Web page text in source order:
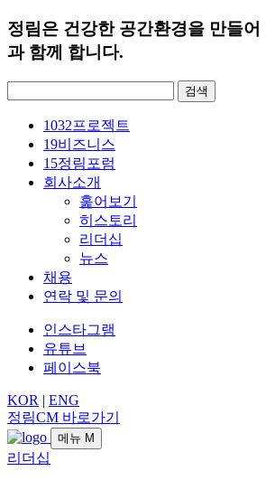
정림은 건강한 공간환경을 만들
과 함께 합니다.
1032프로젝트
19비즈니스
15정림포럼
회사소개
훑어보기
히스토리
리더십
뉴스
채용
연락 및 문의
인스타그램
유튜브
페이스북
KOR | ENG
정림CM 바로가기
메뉴 M
리더십